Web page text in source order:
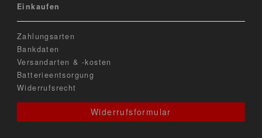
Einkaufen
Zahlungsarten
Bankdaten
Versandarten & -kosten
Batterieentsorgung
Widerrufsrecht
Widerrufsformular